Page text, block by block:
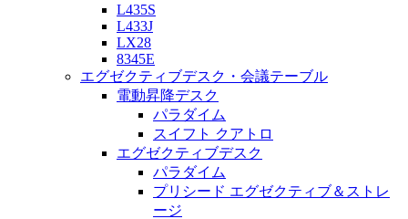
L435S
L433J
LX28
8345E
エグゼクティブデスク・会議テーブル
電動昇降デスク
パラダイム
スイフト クアトロ
エグゼクティブデスク
パラダイム
プリシード エグゼクティブ＆ストレ
ージ